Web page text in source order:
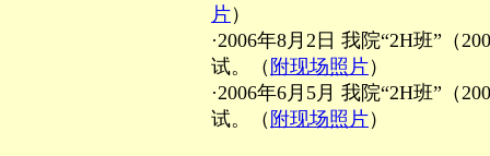
片）
·2006年8月2日 我院“2H班”（
试。（ 附现场照片）
·2006年6月5月 我院“2H班”（
试。（ 附现场照片）